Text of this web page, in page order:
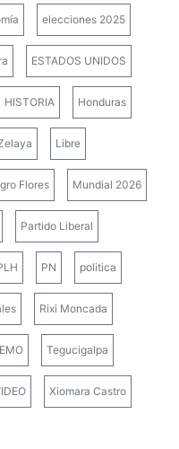
elecciones 2025
ESTADOS UNIDOS
HISTORIA Honduras
Libre
Flores Mundial 2026
Partido Liberal
PN politica
Rixi Moncada
Tegucigalpa
Xiomara Castro